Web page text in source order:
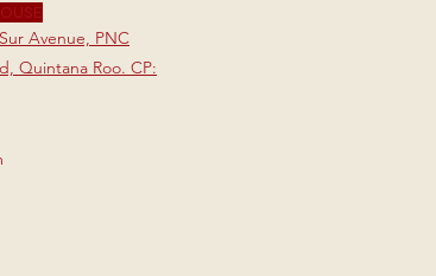
Avenue, PNC
Quintana Roo. CP: